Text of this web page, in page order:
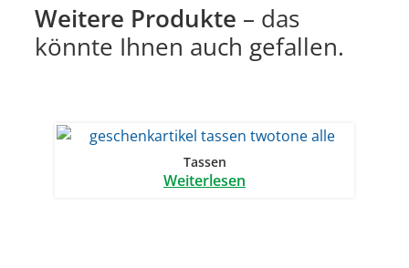
Weitere Produkte – das
könnte Ihnen auch gefallen.
Tassen
Weiterlesen